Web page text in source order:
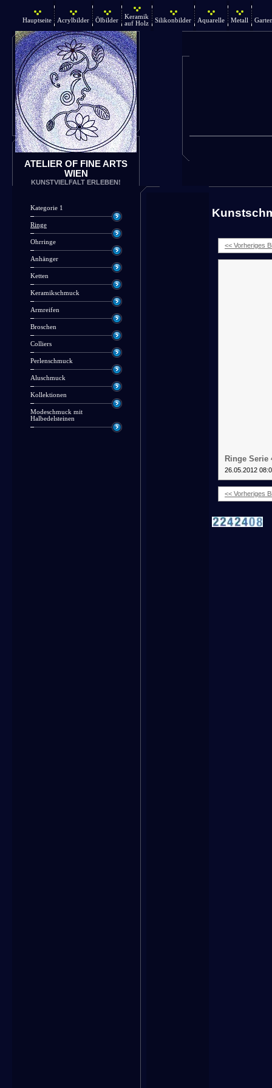
Hauptseite Acrylbilder Ölbilder
Keramik
auf Holz
Silikonbilder Aquarelle Metall
ATELIER OF FINE ARTS
WIEN
KUNSTVIELFALT ERLEBEN!
Kategorie 1
Ringe
Ohrringe
Anhänger
Ketten
Keramikschmuck
Armreifen
Broschen
Colliers
Perlenschmuck
Aluschmuck
Kollektionen
Modeschmuck mit
Halbedelsteinen
<< Vorheriges
Ringe Serie
26.05.2012
<< Vorheriges